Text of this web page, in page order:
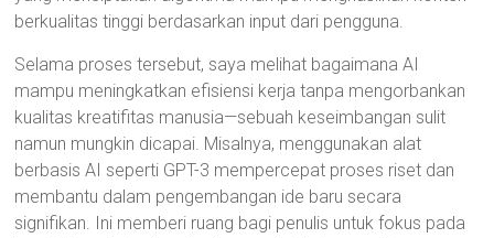
berkualitas tinggi berdasarkan input dari pengguna.
Selama proses tersebut, saya melihat bagaimana AI
mampu meningkatkan efisiensi kerja tanpa mengorbankan
kualitas kreatifitas manusia—sebuah keseimbangan sulit
namun mungkin dicapai. Misalnya, menggunakan alat
berbasis AI seperti GPT-3 mempercepat proses riset dan
membantu dalam pengembangan ide baru secara
signifikan. Ini memberi ruang bagi penulis untuk fokus pada